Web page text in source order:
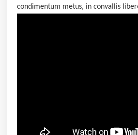
condimentum metus, in convallis